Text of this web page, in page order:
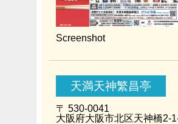
Screenshot
天満天神繁昌亭
〒 530-0041
大阪府大阪市北区天神橋2-